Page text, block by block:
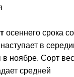
осеннего срока
в
в ноябре. Сорт
средней